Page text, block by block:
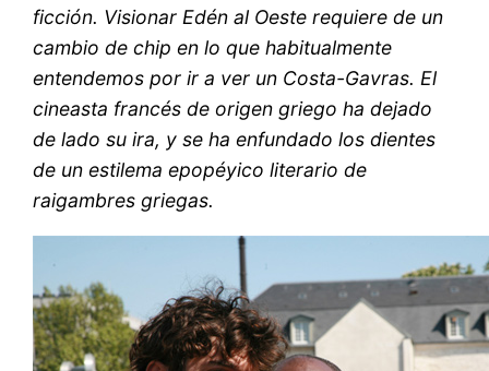
ficción. Visionar Edén al Oeste requiere de un
cambio de chip en lo que habitualmente
entendemos por ir a ver un Costa-Gavras. El
cineasta francés de origen griego ha dejado
de lado su ira, y se ha enfundado los dientes
de un estilema epopéyico literario de
raigambres griegas.